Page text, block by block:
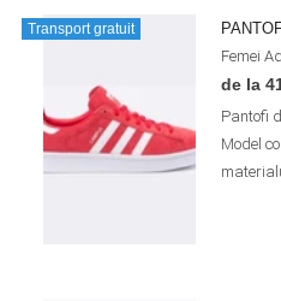
Transport gratuit
Femei
de la
Pantofi
Model